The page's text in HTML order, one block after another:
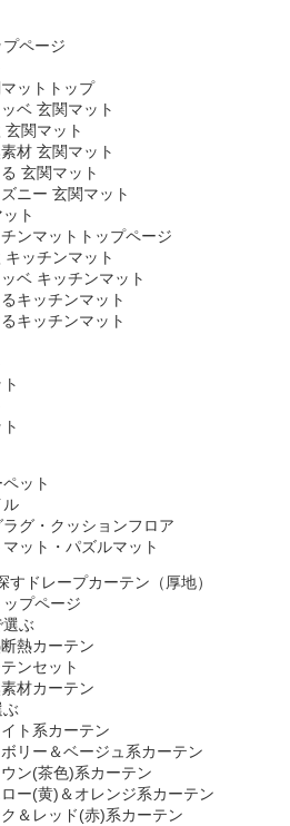
ページ
ットトップ
ベ 玄関マット
玄関マット
材 玄関マット
玄関マット
ニー 玄関マット
ト
ンマットトップページ
キッチンマット
ベ キッチンマット
キッチンマット
キッチンマット
ット
ル
ラグ・クッションフロア
ット・パズルマット
ドレープカーテン（厚地）
プページ
選ぶ
熱カーテン
ンセット
材カーテン
ぶ
ト系カーテン
リー＆ベージュ系カーテン
ン(茶色)系カーテン
ー(黄)＆オレンジ系カーテン
＆レッド(赤)系カーテン